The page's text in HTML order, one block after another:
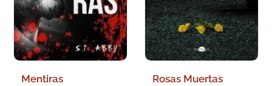
Mentiras Rosas Muertas